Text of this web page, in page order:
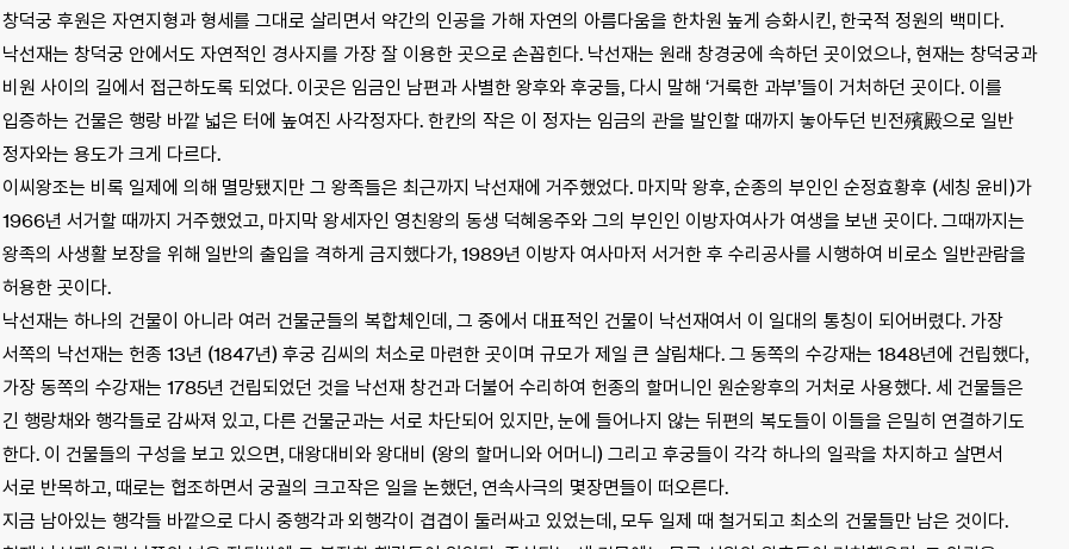
창덕궁 후원은 자연지형과 형세를 그대로 살리면서 약간의 인공을 가해 자연의 아름다움을 한차원 높게 승화시킨, 한국적 정원의 백미다.
낙선재는 창덕궁 안에서도 자연적인 경사지를 가장 잘 이용한 곳으로 손꼽힌다. 낙선재는 원래 창경궁에 속하던 곳이었으나, 현재는 창덕궁과
비원 사이의 길에서 접근하도록 되었다. 이곳은 임금인 남편과 사별한 왕후와 후궁들, 다시 말해 ‘거룩한 과부’들이 거처하던 곳이다. 이를
입증하는 건물은 행랑 바깥 넓은 터에 높여진 사각정자다. 한칸의 작은 이 정자는 임금의 관을 발인할 때까지 놓아두던 빈전殯殿으로 일반
정자와는 용도가 크게 다르다.
이씨왕조는 비록 일제에 의해 멸망됐지만 그 왕족들은 최근까지 낙선재에 거주했었다. 마지막 왕후, 순종의 부인인 순정효황후 (세칭 윤비)가
1966년 서거할 때까지 거주했었고, 마지막 왕세자인 영친왕의 동생 덕혜옹주와 그의 부인인 이방자여사가 여생을 보낸 곳이다. 그때까지는
왕족의 사생활 보장을 위해 일반의 출입을 격하게 금지했다가, 1989년 이방자 여사마저 서거한 후 수리공사를 시행하여 비로소 일반관람을
허용한 곳이다.
낙선재는 하나의 건물이 아니라 여러 건물군들의 복합체인데, 그 중에서 대표적인 건물이 낙선재여서 이 일대의 통칭이 되어버렸다. 가장
서쪽의 낙선재는 헌종 13년 (1847년) 후궁 김씨의 처소로 마련한 곳이며 규모가 제일 큰 살림채다. 그 동쪽의 수강재는 1848년에 건립했다,
가장 동쪽의 수강재는 1785년 건립되었던 것을 낙선재 창건과 더불어 수리하여 헌종의 할머니인 원순왕후의 거처로 사용했다. 세 건물들은
긴 행랑채와 행각들로 감싸져 있고, 다른 건물군과는 서로 차단되어 있지만, 눈에 들어나지 않는 뒤편의 복도들이 이들을 은밀히 연결하기도
한다. 이 건물들의 구성을 보고 있으면, 대왕대비와 왕대비 (왕의 할머니와 어머니) 그리고 후궁들이 각각 하나의 일곽을 차지하고 살면서
서로 반목하고, 때로는 협조하면서 궁궐의 크고작은 일을 논했던, 연속사극의 몇장면들이 떠오른다.
지금 남아있는 행각들 바깥으로 다시 중행각과 외행각이 겹겹이 둘러싸고 있었는데, 모두 일제 때 철거되고 최소의 건물들만 남은 것이다.